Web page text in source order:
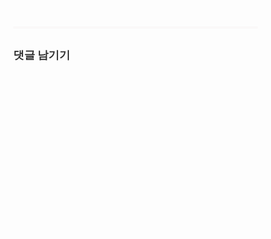
댓글 남기기